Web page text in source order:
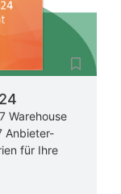
Warehouse
Anbieter-
für Ihre